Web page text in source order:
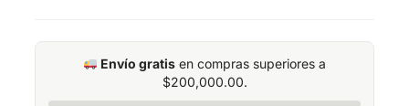
Envío gratis en compras superiores a
$200,000.00.